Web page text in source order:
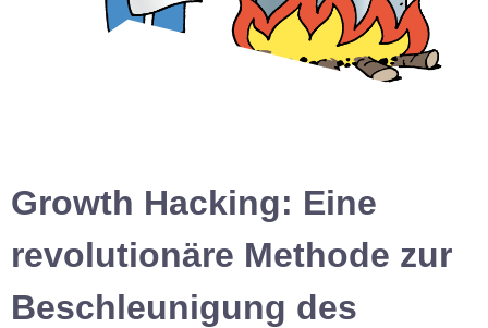
Growth Hacking: Eine
revolutionäre Methode zur
Beschleunigung des